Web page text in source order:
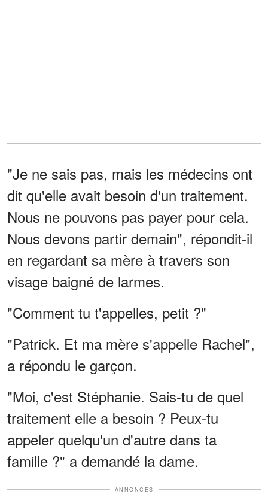
"Je ne sais pas, mais les médecins ont
dit qu'elle avait besoin d'un traitement.
Nous ne pouvons pas payer pour cela.
Nous devons partir demain", répondit-il
en regardant sa mère à travers son
visage baigné de larmes.
"Comment tu t'appelles, petit ?"
"Patrick. Et ma mère s'appelle Rachel",
a répondu le garçon.
"Moi, c'est Stéphanie. Sais-tu de quel
traitement elle a besoin ? Peux-tu
appeler quelqu'un d'autre dans ta
famille ?" a demandé la dame.
ANNONCES